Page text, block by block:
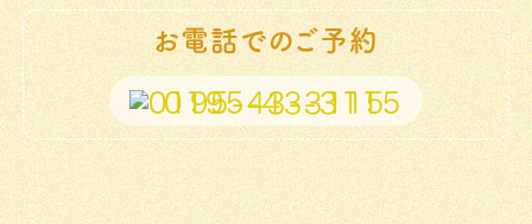
お電話でのご予約
0195-43-3115